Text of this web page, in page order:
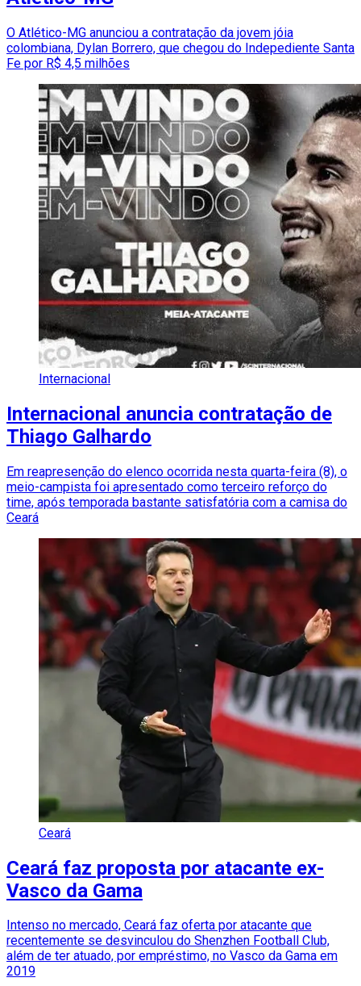
O Atlético-MG anunciou a contratação da jovem jóia
colombiana, Dylan Borrero, que chegou do Indepediente Santa
Fe por R$ 4,5 milhões
Internacional
Internacional anuncia contratação de
Thiago Galhardo
Em reapresenção do elenco ocorrida nesta quarta-feira (8), o
meio-campista foi apresentado como terceiro reforço do
time, após temporada bastante satisfatória com a camisa do
Ceará
Ceará
Ceará faz proposta por atacante ex-
Vasco da Gama
Intenso no mercado, Ceará faz oferta por atacante que
recentemente se desvinculou do Shenzhen Football Club,
além de ter atuado, por empréstimo, no Vasco da Gama em
2019